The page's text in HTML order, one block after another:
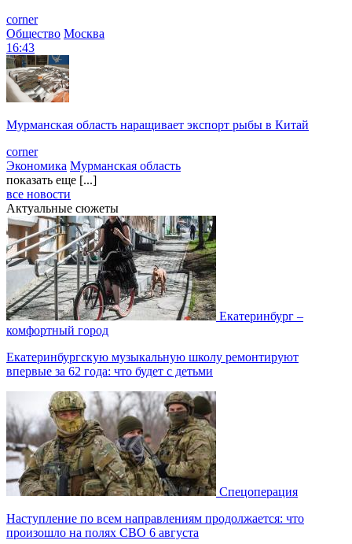
corner
Общество Москва
16:43
Мурманская область наращивает экспорт рыбы в Китай
corner
Экономика Мурманская область
показать еще [...]
все новости
Актуальные сюжеты
Екатеринбург –
комфортный город
Екатеринбургскую музыкальную школу ремонтируют
впервые за 62 года: что будет с детьми
Спецоперация
Наступление по всем направлениям продолжается: что
произошло на полях СВО 6 августа